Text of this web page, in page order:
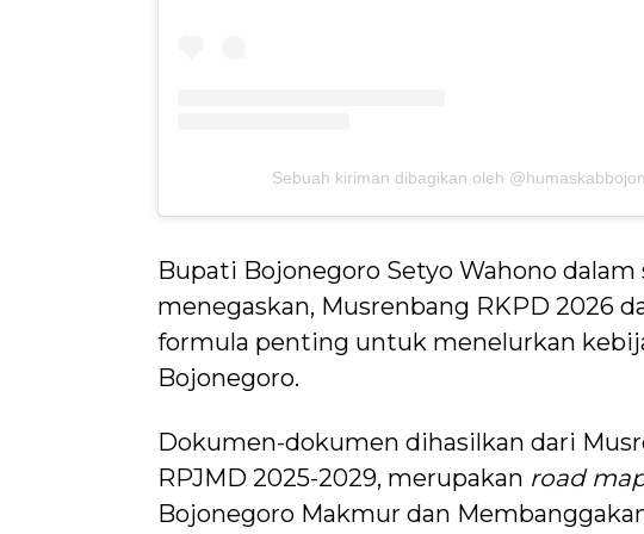
Sebuah kiriman dibagikan oleh
Bupati Bojonegoro Setyo Wahono
menegaskan, Musrenbang RKPD 2026
formula penting untuk menelurkan
Bojonegoro.
Dokumen-dokumen dihasilkan dari
RPJMD 2025-2029, merupakan road
Bojonegoro Makmur dan